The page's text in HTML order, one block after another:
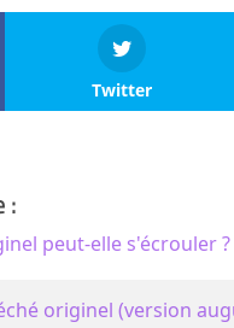
Twitter
:
peut-elle s'écrouler ?
originel (version